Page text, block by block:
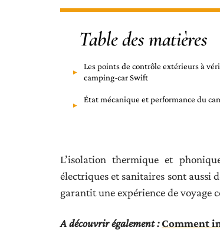
Table des matières
Les points de contrôle extérieurs à
camping-car Swift
État mécanique et performance du
L’isolation thermique et
électriques et sanitaires sont aussi
garantit une expérience de voyage
A découvrir également :Comment